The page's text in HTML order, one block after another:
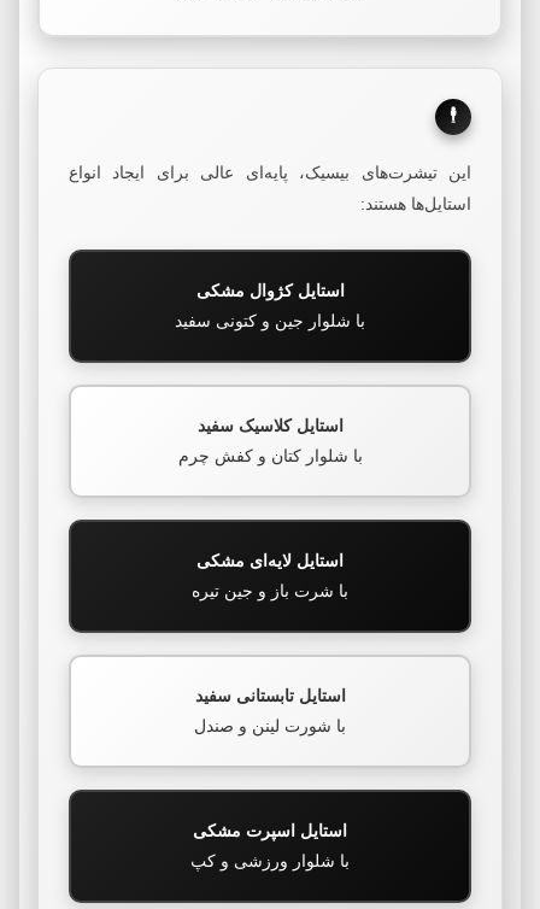
🕴️
این تیشرت‌های بیسیک، پایه‌ای عالی برای ایجاد انواع
استایل‌ها هستند:
استایل کژوال مشکی
با شلوار جین و کتونی سفید
استایل کلاسیک سفید
با شلوار کتان و کفش چرم
استایل لایه‌ای مشکی
با شرت باز و جین تیره
استایل تابستانی سفید
با شورت لینن و صندل
استایل اسپرت مشکی
با شلوار ورزشی و کپ